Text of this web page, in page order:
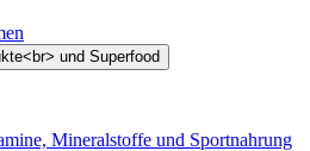
Mineralstoffe und Sportnahrung